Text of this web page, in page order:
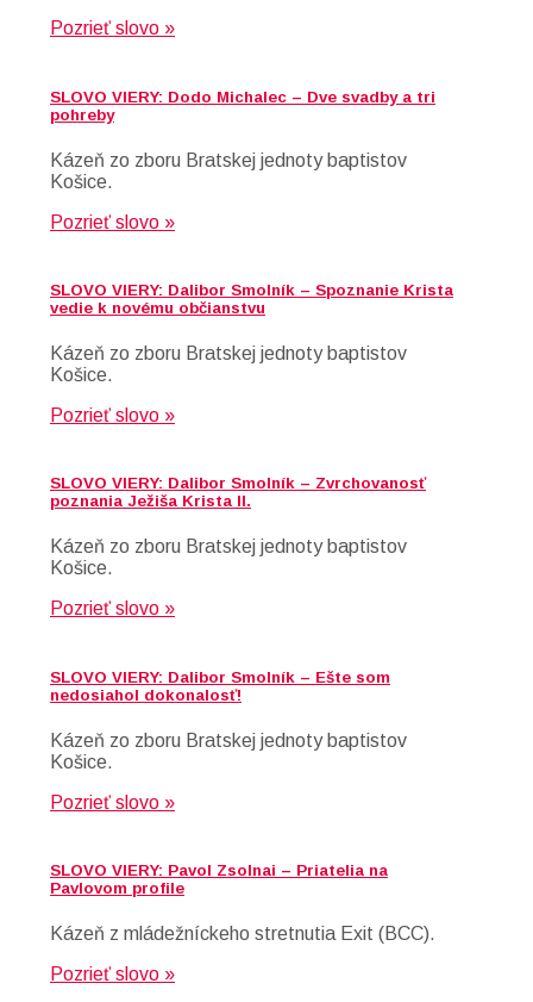
Pozrieť slovo »
SLOVO VIERY: Dodo Michalec – Dve svadby a tri
pohreby
Kázeň zo zboru Bratskej jednoty baptistov
Košice.
Pozrieť slovo »
SLOVO VIERY: Dalibor Smolník – Spoznanie Krista
vedie k novému občianstvu
Kázeň zo zboru Bratskej jednoty baptistov
Košice.
Pozrieť slovo »
SLOVO VIERY: Dalibor Smolník – Zvrchovanosť
poznania Ježiša Krista II.
Kázeň zo zboru Bratskej jednoty baptistov
Košice.
Pozrieť slovo »
SLOVO VIERY: Dalibor Smolník – Ešte som
nedosiahol dokonalosť!
Kázeň zo zboru Bratskej jednoty baptistov
Košice.
Pozrieť slovo »
SLOVO VIERY: Pavol Zsolnai – Priatelia na
Pavlovom profile
Kázeň z mládežníckeho stretnutia Exit (BCC).
Pozrieť slovo »